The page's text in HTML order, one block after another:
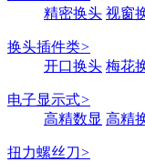
精密换头 视窗
换头插件类>
开口换头 梅花
电子显示式>
高精数显 高精
扭力螺丝刀>